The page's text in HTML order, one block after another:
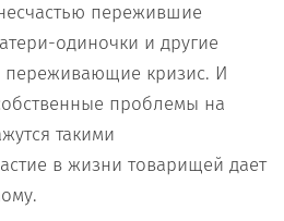
пережившие
одиночки и другие
кризис. И
проблемы на
такими
в жизни товарищей дает